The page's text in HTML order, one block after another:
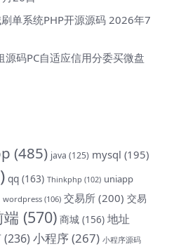
单系统PHP开源源码 2026年7
码PC自适应信用分委买微盘
(485) java (125) mysql (195)
qq (163) Thinkphp (102) uniapp
wordpress (106) 交易所 (200) 交易
端 (570) 商城 (156) 地址
(236) 小程序(267) 小程序源码